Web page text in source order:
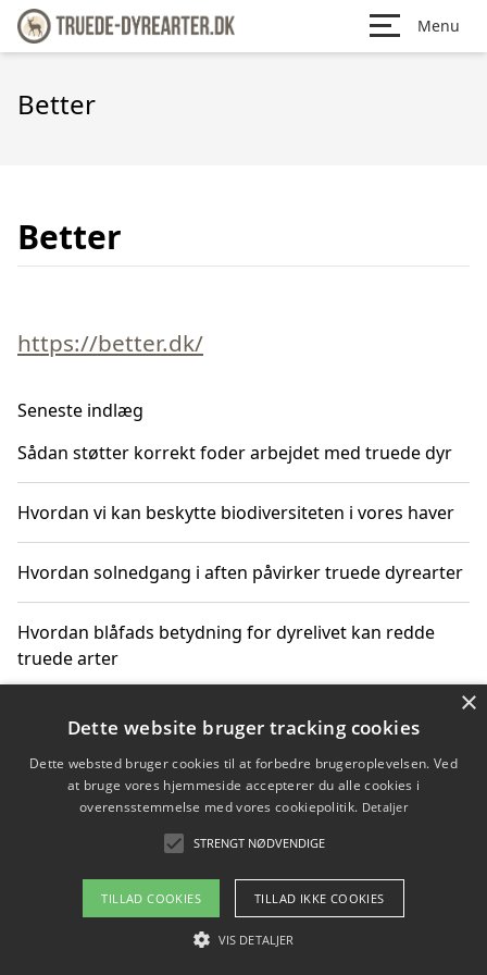
Menu
Better
Better
https://better.dk/
Seneste indlæg
Sådan støtter korrekt foder arbejdet med truede dyr
Hvordan vi kan beskytte biodiversiteten i vores haver
Hvordan solnedgang i aften påvirker truede dyrearter
Hvordan blåfads betydning for dyrelivet kan redde
truede arter
Hvordan kan gaver til unge voksne støtte bevarelsen
Copyright 2026 - Pilanto Aps
Om / kontakt
Blog Betingelser
×
Dette website bruger tracking cookies
Dette websted bruger cookies til at forbedre brugeroplevelsen. Ved
at bruge vores hjemmeside accepterer du alle cookies i
overensstemmelse med vores cookiepolitik. Detaljer
STRENGT NØDVENDIGE
TILLAD COOKIES TILLAD IKKE COOKIES
VIS DETALJER